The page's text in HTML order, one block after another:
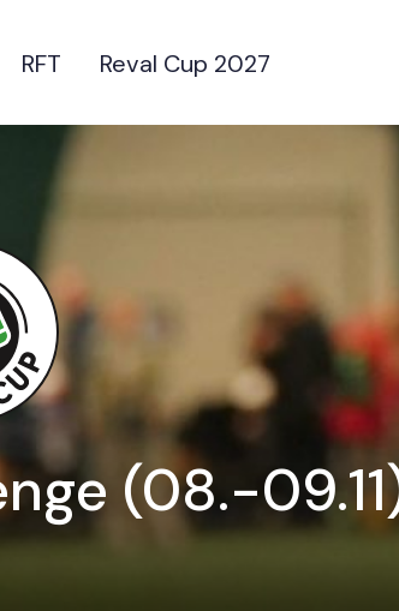
RFT Reval Cup 2027
(08.-